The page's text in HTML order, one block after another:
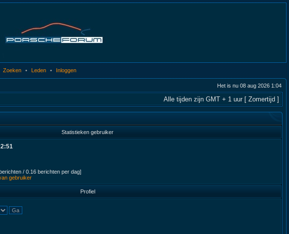
Zoeken • Leden • Inloggen
Het is nu 08 aug 2026 1:04
Alle tijden zijn GMT + 1 uur [ Zomertijd ]
Statistieken gebruiker
/ 0.16 berichten per dag]
gebruiker
Profiel